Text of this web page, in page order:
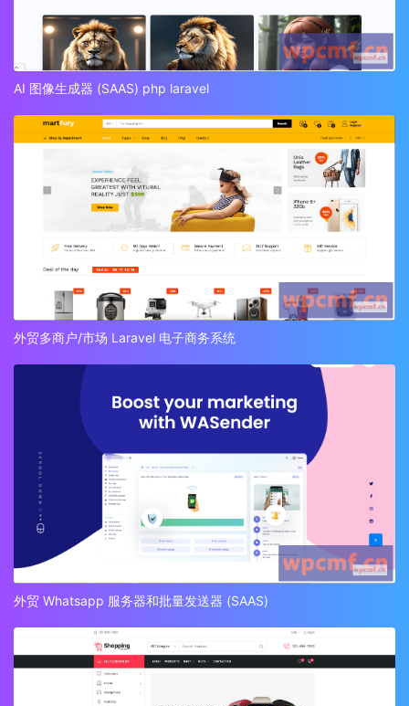
AI 图像生成器 (SAAS) php laravel
外贸多商户/市场 Laravel 电子商务系统
外贸 Whatsapp 服务器和批量发送器 (SAAS)